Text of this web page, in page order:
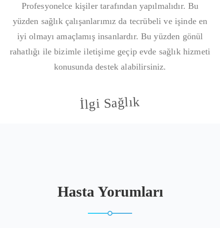
Profesyonelce kişiler tarafından yapılmalıdır. Bu
yüzden sağlık çalışanlarımız da tecrübeli ve işinde en
iyi olmayı amaçlamış insanlardır. Bu yüzden gönül
rahatlığı ile bizimle iletişime geçip evde sağlık hizmeti
konusunda destek alabilirsiniz.
İlgi Sağlık
Hasta Yorumları